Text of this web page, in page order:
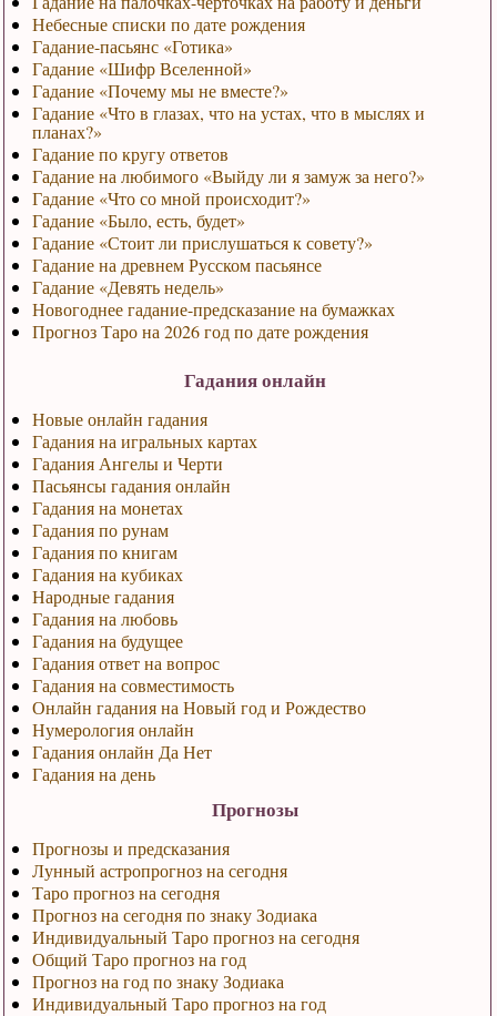
Небесные списки по дате рождения
Гадание-пасьянс «Готика»
Гадание «Шифр Вселенной»
Гадание «Почему мы не вместе?»
Гадание «Что в глазах, что на устах, что в мыслях и
планах?»
Гадание по кругу ответов
Гадание на любимого «Выйду ли я замуж за него?»
Гадание «Что со мной происходит?»
Гадание «Было, есть, будет»
Гадание «Стоит ли прислушаться к совету?»
Гадание на древнем Русском пасьянсе
Гадание «Девять недель»
Новогоднее гадание-предсказание на бумажках
Прогноз Таро на 2026 год по дате рождения
Гадания онлайн
Новые онлайн гадания
Гадания на игральных картах
Гадания Ангелы и Черти
Пасьянсы гадания онлайн
Гадания на монетах
Гадания по рунам
Гадания по книгам
Гадания на кубиках
Народные гадания
Гадания на любовь
Гадания на будущее
Гадания ответ на вопрос
Гадания на совместимость
Онлайн гадания на Новый год и Рождество
Нумерология онлайн
Гадания онлайн Да Нет
Гадания на день
Прогнозы
Прогнозы и предсказания
Лунный астропрогноз на сегодня
Таро прогноз на сегодня
Прогноз на сегодня по знаку Зодиака
Индивидуальный Таро прогноз на сегодня
Общий Таро прогноз на год
Прогноз на год по знаку Зодиака
Индивидуальный Таро прогноз на год